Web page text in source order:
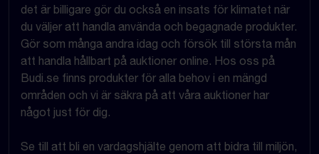
det är billigare gör du också en insats för klimatet när
du väljer att handla använda och begagnade produkter.
Gör som många andra idag och försök till största mån
att handla hållbart på auktioner online. Hos oss på
Budi.se finns produkter för alla behov i en mängd
områden och vi är säkra på att våra auktioner har
något just för dig.
Se till att bli en vardagshjälte genom att bidra till miljön,